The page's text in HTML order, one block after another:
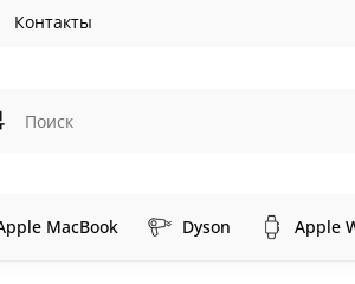
Контакты
MacBook Dyson Apple